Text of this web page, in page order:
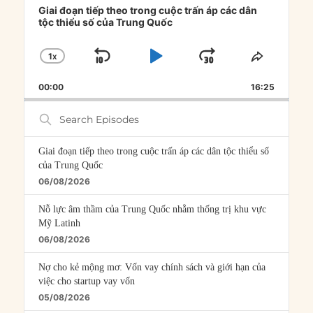
Player
Giai đoạn tiếp theo trong cuộc trấn áp các dân
tộc thiểu số của Trung Quốc
CHANGE
RATE
1X
SKIP
PLAYJUMP
FORWARD
SHARE
00:00 16:25
Search
Episodes
Giai đoạn tiếp theo trong cuộc trấn áp các dân tộc thiểu số
của Trung Quốc
06/08/2026
Nỗ lực âm thầm của Trung Quốc nhằm thống trị khu vực
Mỹ Latinh
06/08/2026
Nợ cho kẻ mộng mơ: Vốn vay chính sách và giới hạn của
việc cho startup vay vốn
05/08/2026